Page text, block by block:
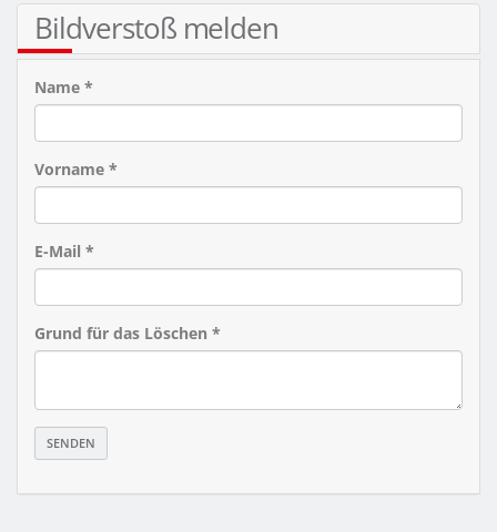
Bildverstoß melden
Name *
Vorname *
E-Mail *
Grund für das Löschen *